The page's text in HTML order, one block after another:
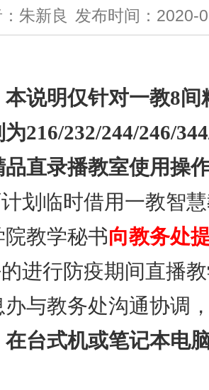
朱新良 发布时间：2020-
说明仅针对一教8
216/232/244/246/
直录播教室使用操
划临时借用一教智
教学秘书向教务处
进行防疫期间直播
与教务处沟通协调
在台式机或笔记本电